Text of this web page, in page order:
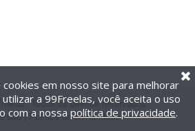
Todos os direitos reservados.
uso| Política de privacidade
em nosso site para melhorar
a 99Freelas, você aceita o uso
com a nossa política de privacidade.